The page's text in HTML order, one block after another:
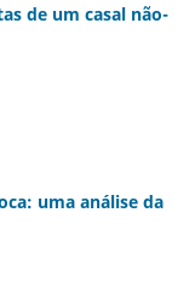
de um casal não-
uma análise da